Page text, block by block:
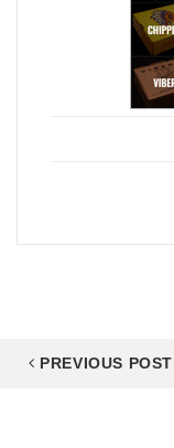
PREVIOUS POST